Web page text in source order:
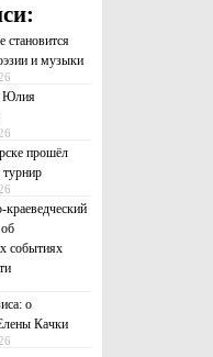
становится
и музыки
Юлия
прошёл
турнир
краеведческий
событиях
о
Качки